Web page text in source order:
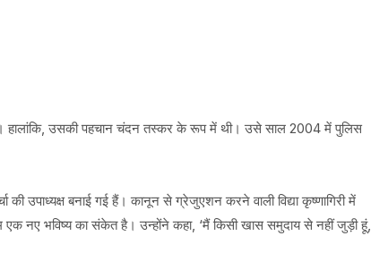
हालांकि, उसकी पहचान चंदन तस्कर के रूप में थी। उसे साल 2004 में पुलिस
की उपाध्यक्ष बनाई गई हैं। कानून से ग्रेजुएशन करने वाली विद्या कृष्णागिरी में
नए भविष्य का संकेत है। उन्होंने कहा, ‘मैं किसी खास समुदाय से नहीं जुड़ी हूं,